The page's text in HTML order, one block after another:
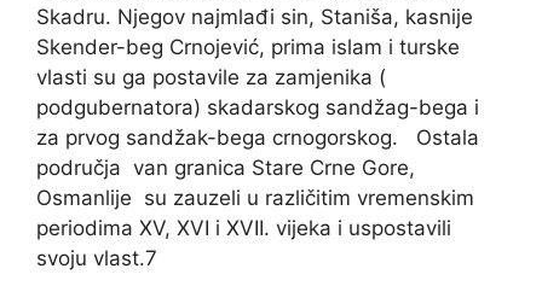
Skadru. Njegov najmlađi sin, Staniša, kasnije
Skender-beg Crnojević, prima islam i turske
vlasti su ga postavile za zamjenika (
podgubernatora) skadarskog sandžag-bega i
za prvog sandžak-bega crnogorskog. Ostala
područja van granica Stare Crne Gore,
Osmanlije su zauzeli u različitim vremenskim
periodima XV, XVI i XVII. vijeka i uspostavili
svoju vlast.7